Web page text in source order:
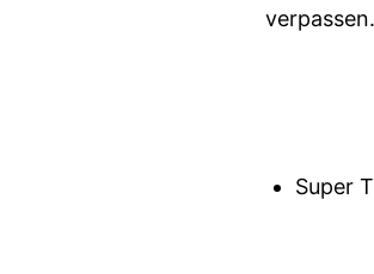
verpassen.
Super